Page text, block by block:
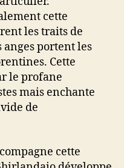
cette
les traits de
portent les
Cette
le profane
mais enchante
de
cette